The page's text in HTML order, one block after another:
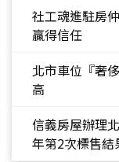
社工魂進駐房
贏得信任
北市車位『奢
高
信義房屋辦理
年第2次標售結